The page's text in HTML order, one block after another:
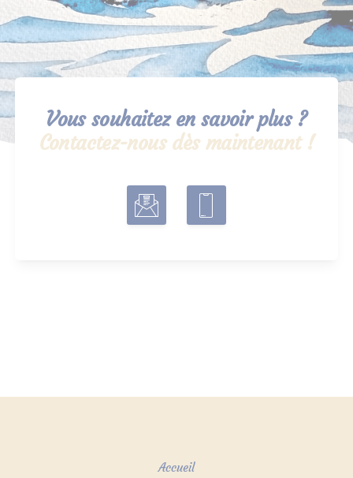
Vous souhaitez en savoir plus ?
Contactez-nous dès maintenant !
Accueil